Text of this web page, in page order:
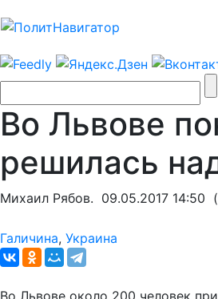
Во Львове
решилась
Михаил Рябов. 09.05.2017 14:50
Галичина, Украина
Во Львове около 200 человек